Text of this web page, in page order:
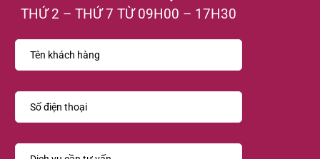
THỨ 2 – THỨ 7 TỪ 09H00 – 17H30